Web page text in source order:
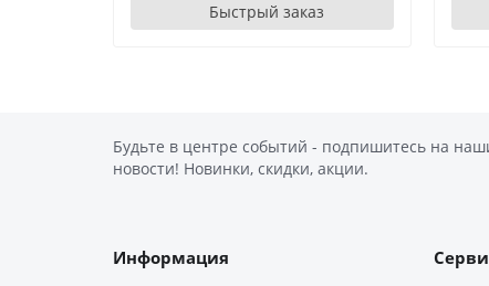
Быстрый заказ
Будьте в центре событий - подпишитесь на
новости! Новинки, скидки, акции.
Информация